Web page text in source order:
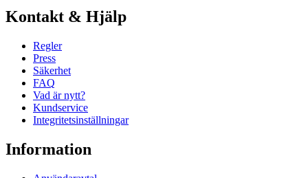
Kontakt & Hjälp
Regler
Press
Säkerhet
FAQ
Vad är nytt?
Kundservice
Integritetsinställningar
Information